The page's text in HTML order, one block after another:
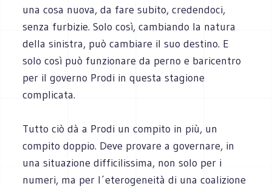
una cosa nuova, da fare subito, credendoci,
senza furbizie. Solo così, cambiando la natura
della sinistra, può cambiare il suo destino. E
solo così può funzionare da perno e baricentro
per il governo Prodi in questa stagione
complicata.
Tutto ciò dà a Prodi un compito in più, un
compito doppio. Deve provare a governare, in
una situazione difficilissima, non solo per i
numeri, ma per l´eterogeneità di una coalizione